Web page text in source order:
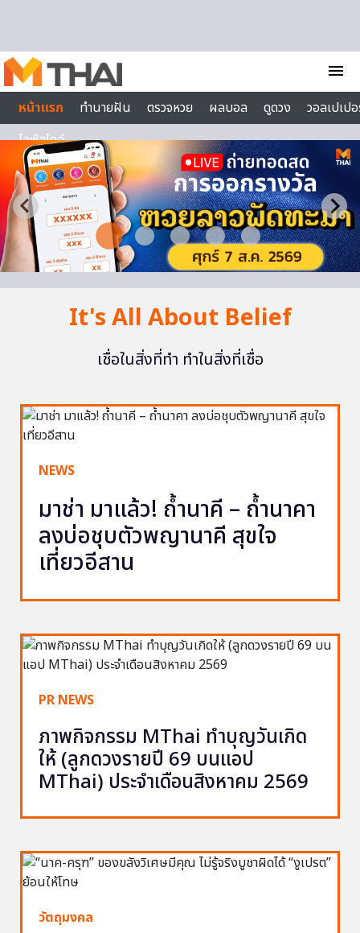
menu
หน้าแรก
ทำนายฝัน ตรวจหวย ผลบอล ดูดวง
วอลเปเป
ไลฟ์สไตล์
It's All About Belief
เชื่อในสิ่งที่ทำ ทำในสิ่งที่เชื่อ
NEWS
มาช่า มาแล้ว! ถ้ำนาคี – ถ้ำนาคา
ลงบ่อชุบตัวพญานาคี สุขใจ
เที่ยวอีสาน
PR NEWS
ภาพกิจกรรม MThai ทำบุญวันเกิด
ให้ (ลูกดวงรายปี 69 บนแอป
MThai) ประจำเดือนสิงหาคม 2569
วัตถุมงคล